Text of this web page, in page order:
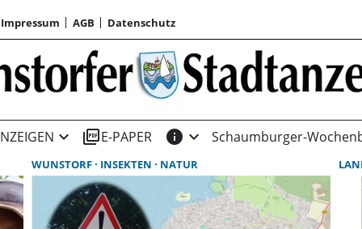
Impressum AGB Datenschutz
expand_more picture_as_pdfE-PAPER info expand_more Schaumburger-
WUNSTORF INSEKTEN NATUR